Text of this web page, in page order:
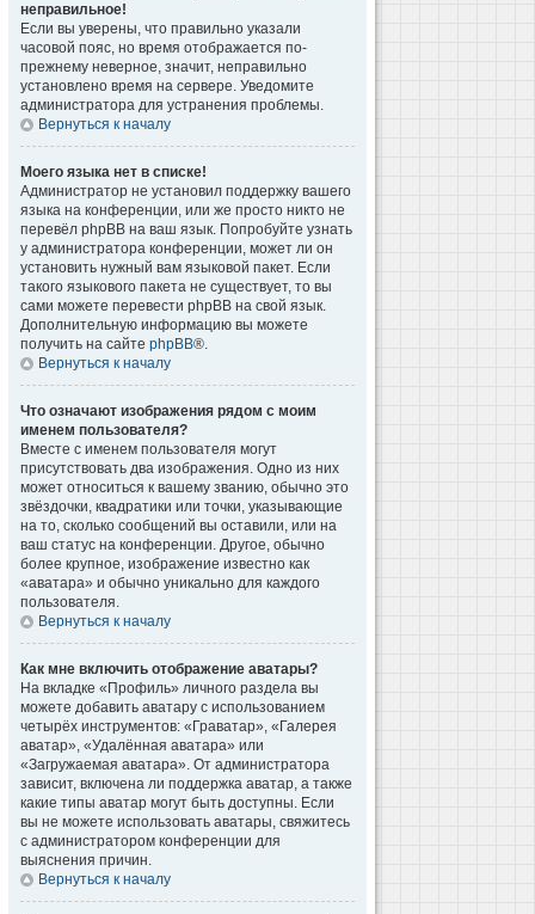
неправильное!
Если вы уверены, что правильно указали
часовой пояс, но время отображается по-
прежнему неверное, значит, неправильно
установлено время на сервере. Уведомите
администратора для устранения проблемы.
Вернуться к началу
Моего языка нет в списке!
Администратор не установил поддержку вашего
языка на конференции, или же просто никто не
перевёл phpBB на ваш язык. Попробуйте узнать
у администратора конференции, может ли он
установить нужный вам языковой пакет. Если
такого языкового пакета не существует, то вы
сами можете перевести phpBB на свой язык.
Дополнительную информацию вы можете
получить на сайте phpBB®.
Вернуться к началу
Что означают изображения рядом с моим
именем пользователя?
Вместе с именем пользователя могут
присутствовать два изображения. Одно из них
может относиться к вашему званию, обычно это
звёздочки, квадратики или точки, указывающие
на то, сколько сообщений вы оставили, или на
ваш статус на конференции. Другое, обычно
более крупное, изображение известно как
«аватара» и обычно уникально для каждого
пользователя.
Вернуться к началу
Как мне включить отображение аватары?
На вкладке «Профиль» личного раздела вы
можете добавить аватару с использованием
четырёх инструментов: «Граватар», «Галерея
аватар», «Удалённая аватара» или
«Загружаемая аватара». От администратора
зависит, включена ли поддержка аватар, а также
какие типы аватар могут быть доступны. Если
вы не можете использовать аватары, свяжитесь
с администратором конференции для
выяснения причин.
Вернуться к началу